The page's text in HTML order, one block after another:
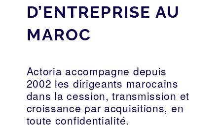
D’ENTREPRISE AU
MAROC
Actoria accompagne depuis
2002 les dirigeants marocains
dans la cession, transmission et
croissance par acquisitions, en
toute confidentialité.